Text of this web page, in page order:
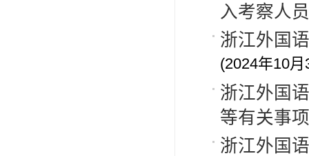
入考察人
浙江外国
(2024年10月
浙江外国
等有关事
浙江外国